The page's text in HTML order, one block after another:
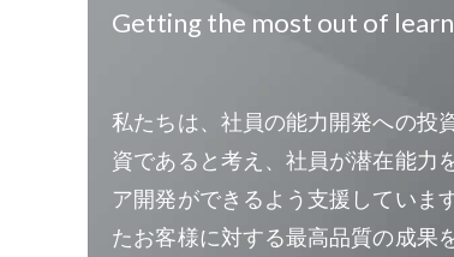
Getting the most out of
私たちは、社員の能力開発への投
資であると考え、社員が潜在能力
ア開発ができるよう支援していま
たお客様に対する最高品質の成果